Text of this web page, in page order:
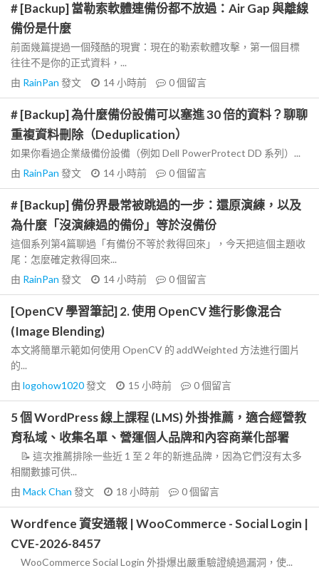
# [Backup] 當勒索軟體連備份都不放過：Air Gap 與離線
備份是什麼
前面幾篇提過一個殘酷的現實：現在的勒索軟體攻擊，第一個目標
往往不是你的正式資料，...
由 RainPan 發文 14 小時前 0個留言
# [Backup] 為什麼備份設備可以塞進 30 倍的資料？聊聊
重複資料刪除（Deduplication）
如果你看過企業級備份設備（例如 Dell PowerProtect DD 系列）...
由 RainPan 發文 14 小時前 0個留言
# [Backup] 備份界最常被跳過的一步：還原演練，以及
為什麼「沒演練過的備份」等於沒備份
這個系列第4篇聊過「有備份不等於救得回來」，今天把這個主題收
尾：怎麼確定救得回來...
由 RainPan 發文 14 小時前 0個留言
[OpenCV 學習筆記] 2. 使用 OpenCV 進行影像混合
(Image Blending)
本文將簡單示範如何使用 OpenCV 的 addWeighted 方法進行圖片
的...
由 logohow1020發文 15 小時前 0個留言
5 個 WordPress 線上課程 (LMS) 外掛推薦，適合經營教
育私域、收集名單、營運個人品牌和內容商業化部署
📝 這次推薦排除一些近 1 至 2 年的新進品牌，因為它們沒有太多
相關數據可供...
由 Mack Chan 發文 18 小時前 0個留言
Wordfence 資安通報 | WooCommerce - Social Login |
CVE-2026-8457
WooCommerce Social Login 外掛爆出嚴重驗證繞過漏洞，使...